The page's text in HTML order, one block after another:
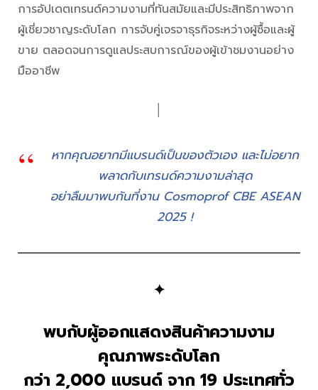
การอัปเดตเทรนด์ความงามที่ทันสมัยและมีประสิทธิภาพจาก
ผู้เชี่ยวชาญระดับโลก การจับคู่เจรจาธุรกิจระหว่างผู้ซื้อและผู้
ขาย ตลอดจนการดูแลประสบการณ์ของผู้เข้าชมงานอย่าง
มืออาชีพ
หากคุณอยากมีแบรนด์เป็นของตัวเอง และไม่อยาก
พลาดกับเทรนด์ความงามล่าสุด
อย่าลืมมาพบกันที่งาน Cosmoprof CBE ASEAN
2025 !
✦
พบกับผู้ออกแสดงสินค้าความงาม
คุณภาพระดับโลก
กว่า 2,000 แบรนด์ จาก 19 ประเทศทั่ว